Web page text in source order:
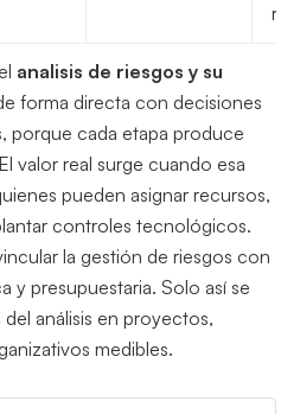
analisis de riesgos y su
forma directa con decisiones
porque cada etapa produce
valor real surge cuando esa
pueden asignar recursos,
controles tecnológicos.
la gestión de riesgos con
y presupuestaria. Solo así se
análisis en proyectos,
medibles.